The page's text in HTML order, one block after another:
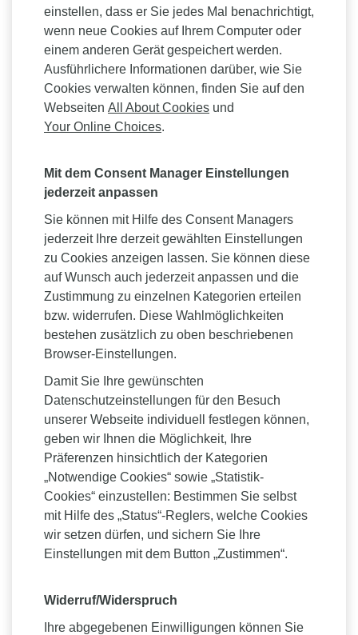
einstellen, dass er Sie jedes Mal benachrichtigt,
wenn neue Cookies auf Ihrem Computer oder
einem anderen Gerät gespeichert werden.
Ausführlichere Informationen darüber, wie Sie
Cookies verwalten können, finden Sie auf den
Webseiten All About Cookies und
Your Online Choices.
Mit dem Consent Manager Einstellungen
jederzeit anpassen
Sie können mit Hilfe des Consent Managers
jederzeit Ihre derzeit gewählten Einstellungen
zu Cookies anzeigen lassen. Sie können diese
auf Wunsch auch jederzeit anpassen und die
Zustimmung zu einzelnen Kategorien erteilen
bzw. widerrufen. Diese Wahlmöglichkeiten
bestehen zusätzlich zu oben beschriebenen
Browser-Einstellungen.
Damit Sie Ihre gewünschten
Datenschutzeinstellungen für den Besuch
unserer Webseite individuell festlegen können,
geben wir Ihnen die Möglichkeit, Ihre
Präferenzen hinsichtlich der Kategorien
„Notwendige Cookies“ sowie „Statistik-
Cookies“ einzustellen: Bestimmen Sie selbst
mit Hilfe des „Status“-Reglers, welche Cookies
wir setzen dürfen, und sichern Sie Ihre
Einstellungen mit dem Button „Zustimmen“.
Widerruf/Widerspruch
Ihre abgegebenen Einwilligungen können Sie